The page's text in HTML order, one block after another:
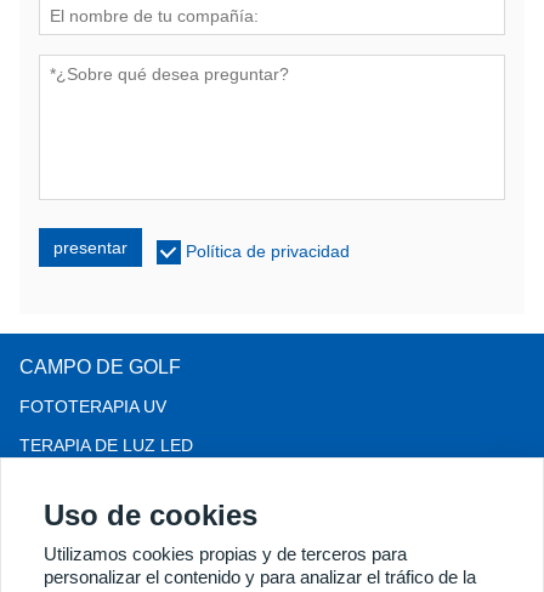
presentar Política de privacidad
CAMPO DE GOLF
FOTOTERAPIA UV
TERAPIA DE LUZ LED
COLPOSCOPIO
MÁS PRODUCTOS
Uso de cookies
Utilizamos cookies propias y de terceros para
personalizar el contenido y para analizar el tráfico de la